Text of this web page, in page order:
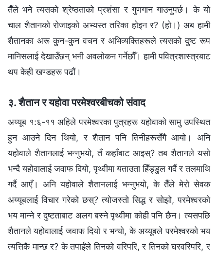
तैँले भने त्यसको श्रेष्ठताको प्रशंसा र गुणगान गाउनुपर्छ। के यो
चाल शैतानको रोजाइको अभ्यस्त तरिका होइन र? (हो।) अब हामी
शैतानका अरू कुन-कुन वचन र अभिव्यक्तिहरूले त्यसको दुष्‍ट रूप
मानिसलाई देखाउँछन् भनी अवलोकन गर्नेछौँ। हामी पवित्रशास्‍त्रबाट
थप केही खण्डहरू पढौं।
३. शैतान र यहोवा परमेश्‍वरबीचको संवाद
अय्यूब १:६-११ अहिले परमेश्‍वरका पुत्रहरू यहोवाको सामु उपस्थित
हुन आउने दिन थियो, र शैतान पनि तिनीहरूसँगै आयो। अनि
यहोवाले शैतानलाई भन्‍नुभयो, तँ कहाँबाट आइस्? तब शैतानले यसो
भन्दै यहोवालाई जवाफ दियो, पृथ्वीमा यताउता हिँड्डुल गर्दै र तलमाथि
गर्दै आएँ। अनि यहोवाले शैतानलाई भन्‍नुभयो, के तैँले मेरो सेवक
अय्यूबलाई विचार गरेको छस्? त्योजस्तो सिद्ध र सोझो, परमेश्‍वरको
भय मान्‍ने र दुष्टताबाट अलग बस्‍ने पृथ्वीमा कोही पनि छैन। त्यसपछि
शैतानले यहोवालाई जवाफ दियो र भन्यो, के अय्यूबले परमेश्‍वरको भय
त्यत्तिकै मान्छ र? के तपाईंले तिनको वरिपरि, र तिनको घरवरिपरि, र